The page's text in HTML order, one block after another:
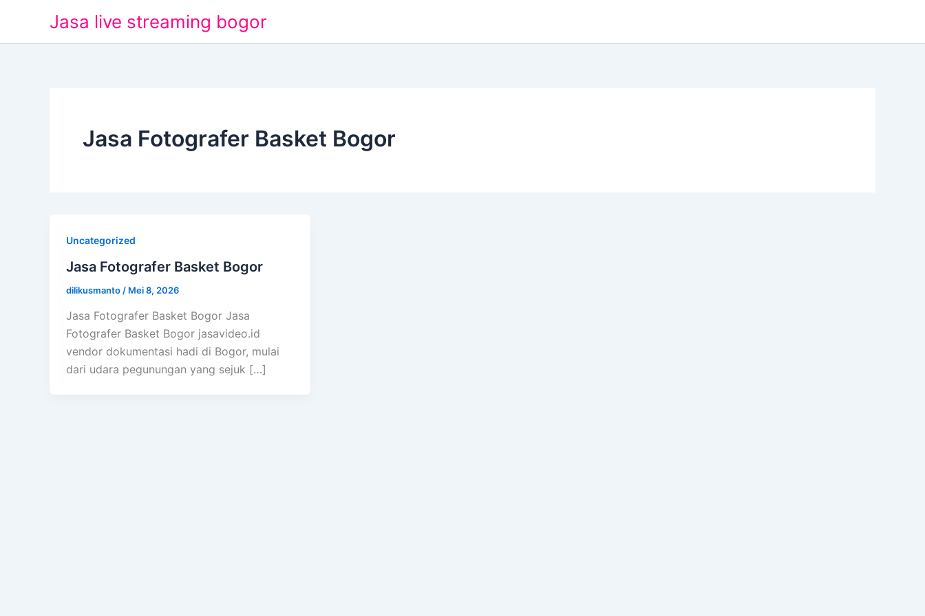
konten
Jasa live streaming bogor
Jasa Fotografer Basket Bogor
Uncategorized
Jasa Fotografer Basket Bogor
dilikusmanto / Mei 8, 2026
Jasa Fotografer Basket Bogor Jasa
Fotografer Basket Bogor jasavideo.id
vendor dokumentasi hadi di Bogor, mulai
dari udara pegunungan yang sejuk […]